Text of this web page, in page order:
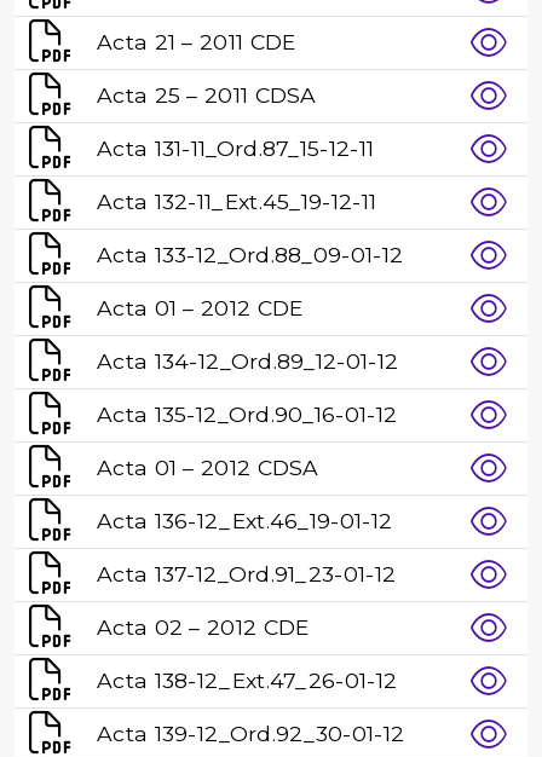
Acta 21 – 2011 CDE
Acta 25 – 2011 CDSA
Acta 131-11_Ord.87_15-12-11
Acta 132-11_Ext.45_19-12-11
Acta 133-12_Ord.88_09-01-12
Acta 01 – 2012 CDE
Acta 134-12_Ord.89_12-01-12
Acta 135-12_Ord.90_16-01-12
Acta 01 – 2012 CDSA
Acta 136-12_Ext.46_19-01-12
Acta 137-12_Ord.91_23-01-12
Acta 02 – 2012 CDE
Acta 138-12_Ext.47_26-01-12
Acta 139-12_Ord.92_30-01-12